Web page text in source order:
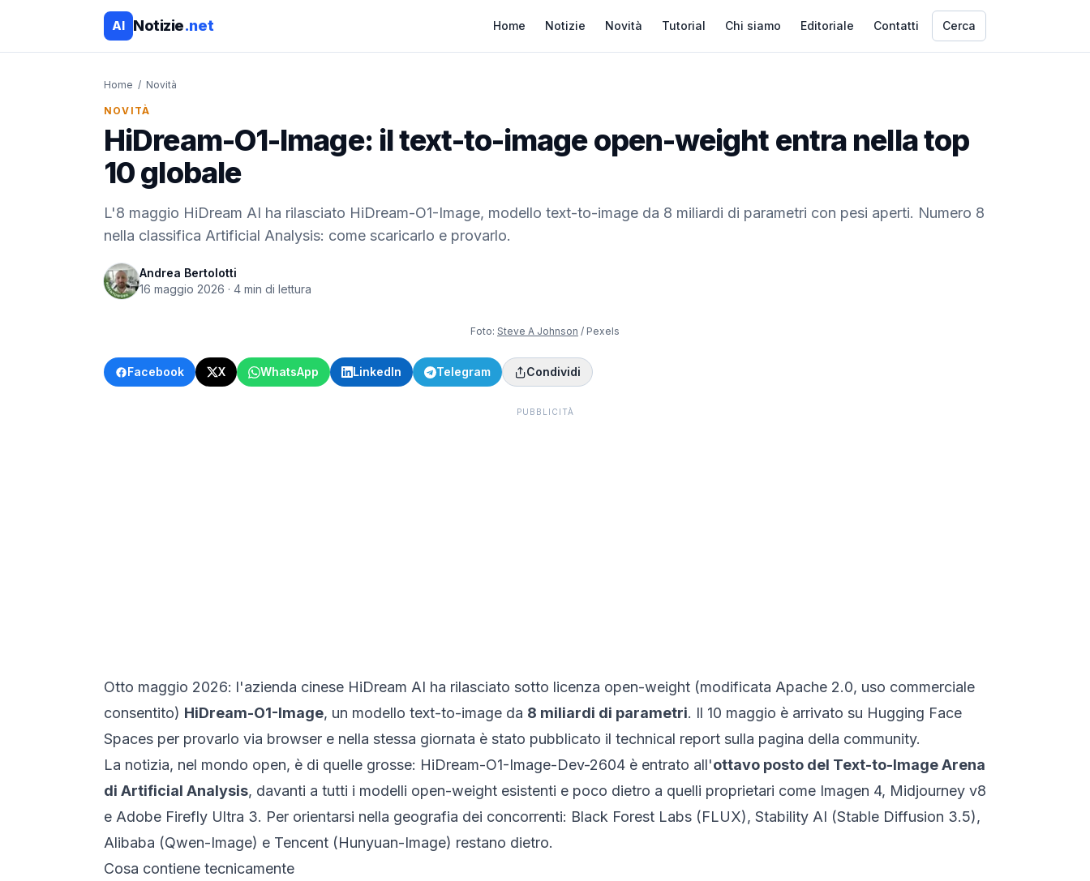
AI Notizie.net Home Notizie Novità Tutorial Chi siamo Editoriale Contatti Cerca
Home / Novità
NOVITÀ
HiDream-O1-Image: il text-to-image open-weight entra nella top
10 globale
L'8 maggio HiDream AI ha rilasciato HiDream-O1-Image, modello text-to-image da 8 miliardi di parametri con pesi aperti. Numero 8
nella classifica Artificial Analysis: come scaricarlo e provarlo.
Andrea Bertolotti
16 maggio 2026 · 4 min di lettura
Foto: Steve A Johnson / Pexels
Facebook X WhatsApp LinkedIn Telegram Condividi
PUBBLICITÀ
Otto maggio 2026: l'azienda cinese HiDream AI ha rilasciato sotto licenza open-weight (modificata Apache 2.0, uso commerciale
consentito) HiDream-O1-Image, un modello text-to-image da 8 miliardi di parametri. Il 10 maggio è arrivato su Hugging Face
Spaces per provarlo via browser e nella stessa giornata è stato pubblicato il technical report sulla pagina della community.
La notizia, nel mondo open, è di quelle grosse: HiDream-O1-Image-Dev-2604 è entrato all'ottavo posto del Text-to-Image Arena
di Artificial Analysis, davanti a tutti i modelli open-weight esistenti e poco dietro a quelli proprietari come Imagen 4, Midjourney v8
e Adobe Firefly Ultra 3. Per orientarsi nella geografia dei concorrenti: Black Forest Labs (FLUX), Stability AI (Stable Diffusion 3.5),
Alibaba (Qwen-Image) e Tencent (Hunyuan-Image) restano dietro.
Cosa contiene tecnicamente